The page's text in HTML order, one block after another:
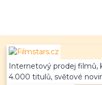
Internetový prodej filmů,
4.000 titulů, světové